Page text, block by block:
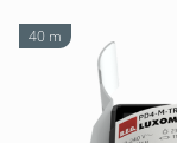
40 m